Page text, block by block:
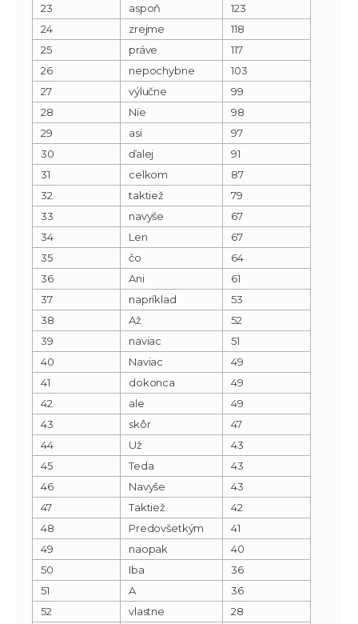
23
aspoň
123
24
zrejme
118
25
práve
117
26
nepochybne
103
27
výlučne
99
28
Nie
98
29
asi
97
30
ďalej
91
31
celkom
87
32
taktiež
79
33
navyše
67
34
Len
67
35
čo
64
36
Ani
61
37
napríklad
53
38
Až
52
39
naviac
51
40
Naviac
49
41
dokonca
49
42
ale
49
43
skôr
47
44
Už
43
45
Teda
43
46
Navyše
43
47
Taktiež
42
48
Predovšetkým
41
49
naopak
40
50
Iba
36
51
A
36
52
vlastne
28